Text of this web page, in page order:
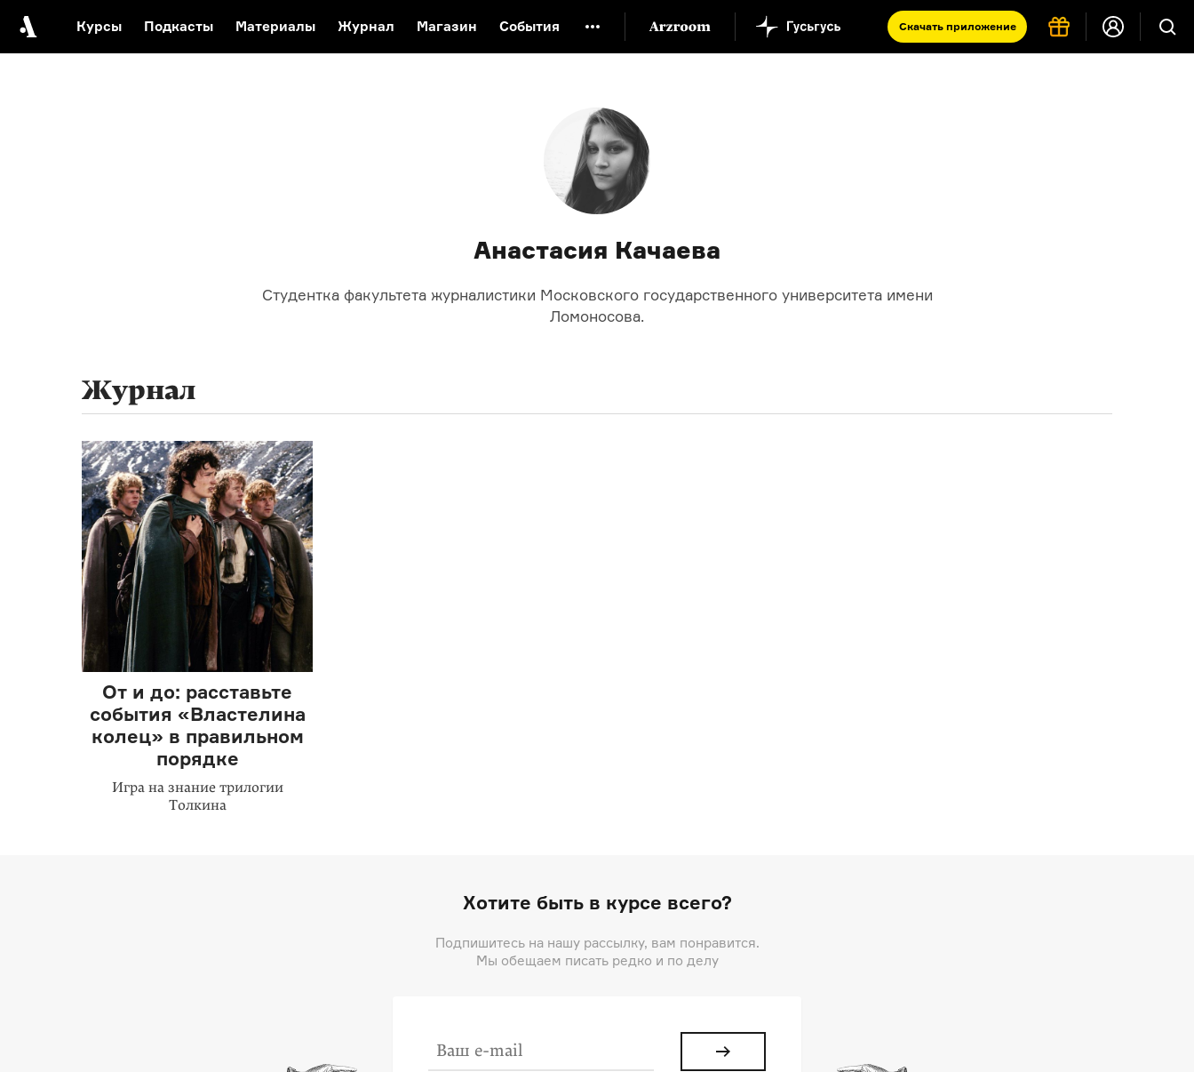
Курсы Подкасты Материалы Журнал Магазин События Скачать приложение
Русская литература XX века
Анастасия Качаева
Студентка факультета журналистики Московского государственного университета имени
Ломоносова.
Журнал
От и до: расставьте
события «Властелина
колец» в правильном
порядке
Игра на знание трилогии
Толкина
Хотите быть в курсе всего?
Подпишитесь на нашу рассылку, вам понравится.
Мы обещаем писать редко и по делу